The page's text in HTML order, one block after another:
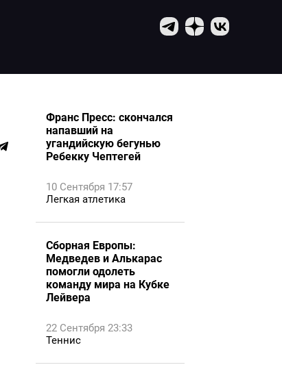
Франс Пресс: скончался
напавший на
угандийскую бегунью
Ребекку Чептегей
10 Сентября 17:57
Легкая атлетика
Сборная Европы:
Медведев и Алькарас
помогли одолеть
команду мира на Кубке
Лейвера
22 Сентября 23:33
Теннис